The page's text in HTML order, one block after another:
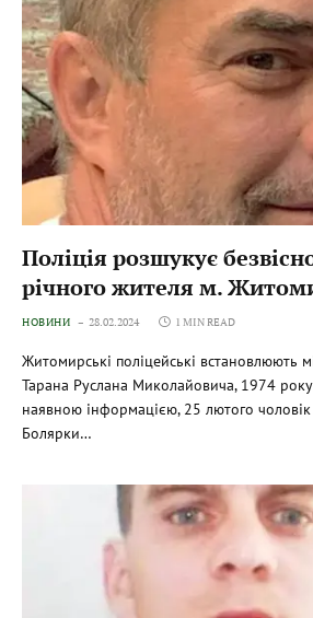
Поліція розшукує
річного жителя м.
НОВИНИ 28.02.2024 1 MIN READ
Житомирські поліцейські встановлюють
Тарана Руслана Миколайовича, 1974
наявною інформацією, 25 лютого
Болярки…